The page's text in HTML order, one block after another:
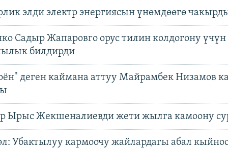
элди электр энергиясын үнөмдөөгө
Садыр Жапаровго орус тилин колдогону үчүн
билдирди
деген каймана аттуу Майрамбек Низамов
Ырыс Жекшеналиевди жети жылга камоону
Убактылуу кармоочу жайлардагы абал